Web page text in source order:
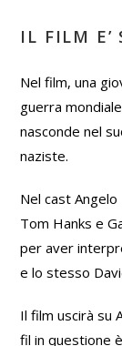
IL FILM E’
Nel film, una
guerra
nasconde nel
naziste.
Nel cast
Tom Hanks e
per aver
e lo stesso
Il film uscirà su
fil in questione